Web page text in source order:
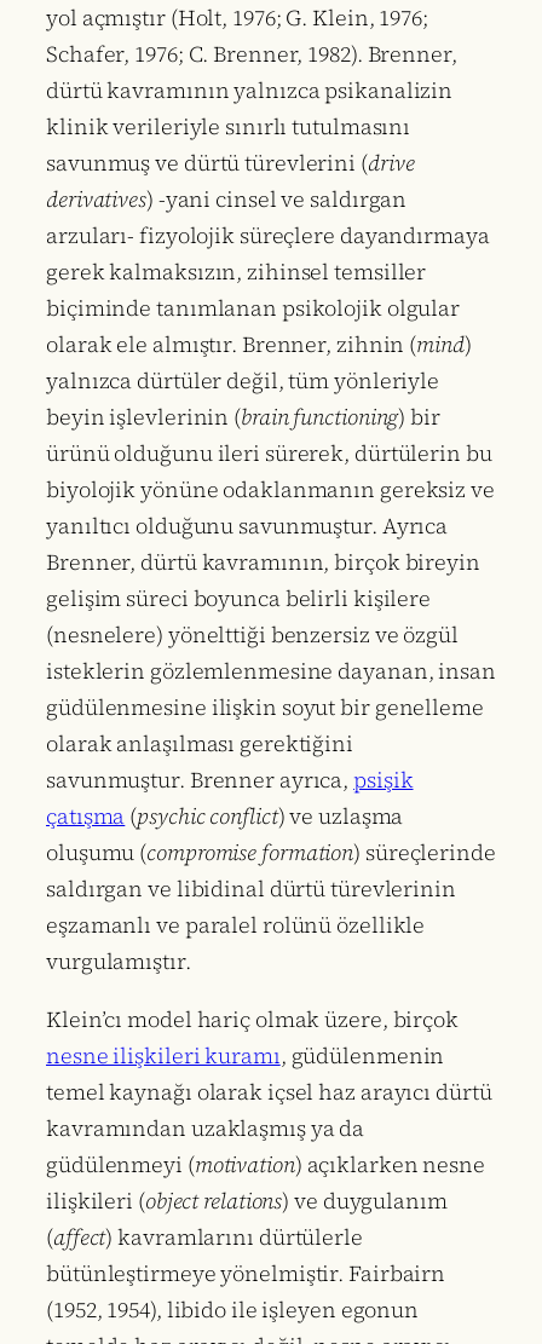
yol açmıştır (Holt, 1976; G. Klein, 1976;
Schafer, 1976; C. Brenner, 1982). Brenner,
dürtü kavramının yalnızca psikanalizin
klinik verileriyle sınırlı tutulmasını
savunmuş ve dürtü türevlerini (drive
derivatives) -yani cinsel ve saldırgan
arzuları- fizyolojik süreçlere dayandırmaya
gerek kalmaksızın, zihinsel temsiller
biçiminde tanımlanan psikolojik olgular
olarak ele almıştır. Brenner, zihnin (mind)
yalnızca dürtüler değil, tüm yönleriyle
beyin işlevlerinin (brain functioning) bir
ürünü olduğunu ileri sürerek, dürtülerin bu
biyolojik yönüne odaklanmanın gereksiz ve
yanıltıcı olduğunu savunmuştur. Ayrıca
Brenner, dürtü kavramının, birçok bireyin
gelişim süreci boyunca belirli kişilere
(nesnelere) yönelttiği benzersiz ve özgül
isteklerin gözlemlenmesine dayanan, insan
güdülenmesine ilişkin soyut bir genelleme
olarak anlaşılması gerektiğini
savunmuştur. Brenner ayrıca,psişik
çatışma (psychic conflict) ve uzlaşma
oluşumu (compromise formation) süreçlerinde
saldırgan ve libidinal dürtü türevlerinin
eşzamanlı ve paralel rolünü özellikle
vurgulamıştır.
Klein’cı model hariç olmak üzere, birçok
nesne ilişkileri kuramı, güdülenmenin
temel kaynağı olarak içsel haz arayıcı dürtü
kavramından uzaklaşmış ya da
güdülenmeyi (motivation) açıklarken nesne
ilişkileri (object relations) ve duygulanım
(affect) kavramlarını dürtülerle
bütünleştirmeye yönelmiştir. Fairbairn
(1952, 1954), libido ile işleyen egonun